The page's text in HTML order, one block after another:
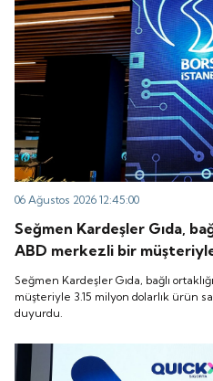
06 Ağustos 2026 12:45:00
Seğmen Kardeşler Gıda,
ABD merkezli bir
satış sözleşmesi
Seğmen Kardeşler Gıda, bağlı
müşteriyle 3.15 milyon dolarlık ürün
duyurdu.